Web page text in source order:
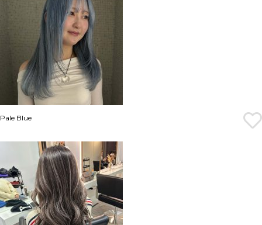
Pale Blue